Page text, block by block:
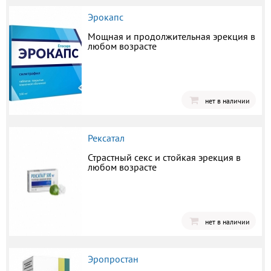
Эрокапс
Мощная и продолжительная эрекция в
любом возрасте
нет в наличии
Рексатал
Страстный секс и стойкая эрекция в
любом возрасте
нет в наличии
Эропростан